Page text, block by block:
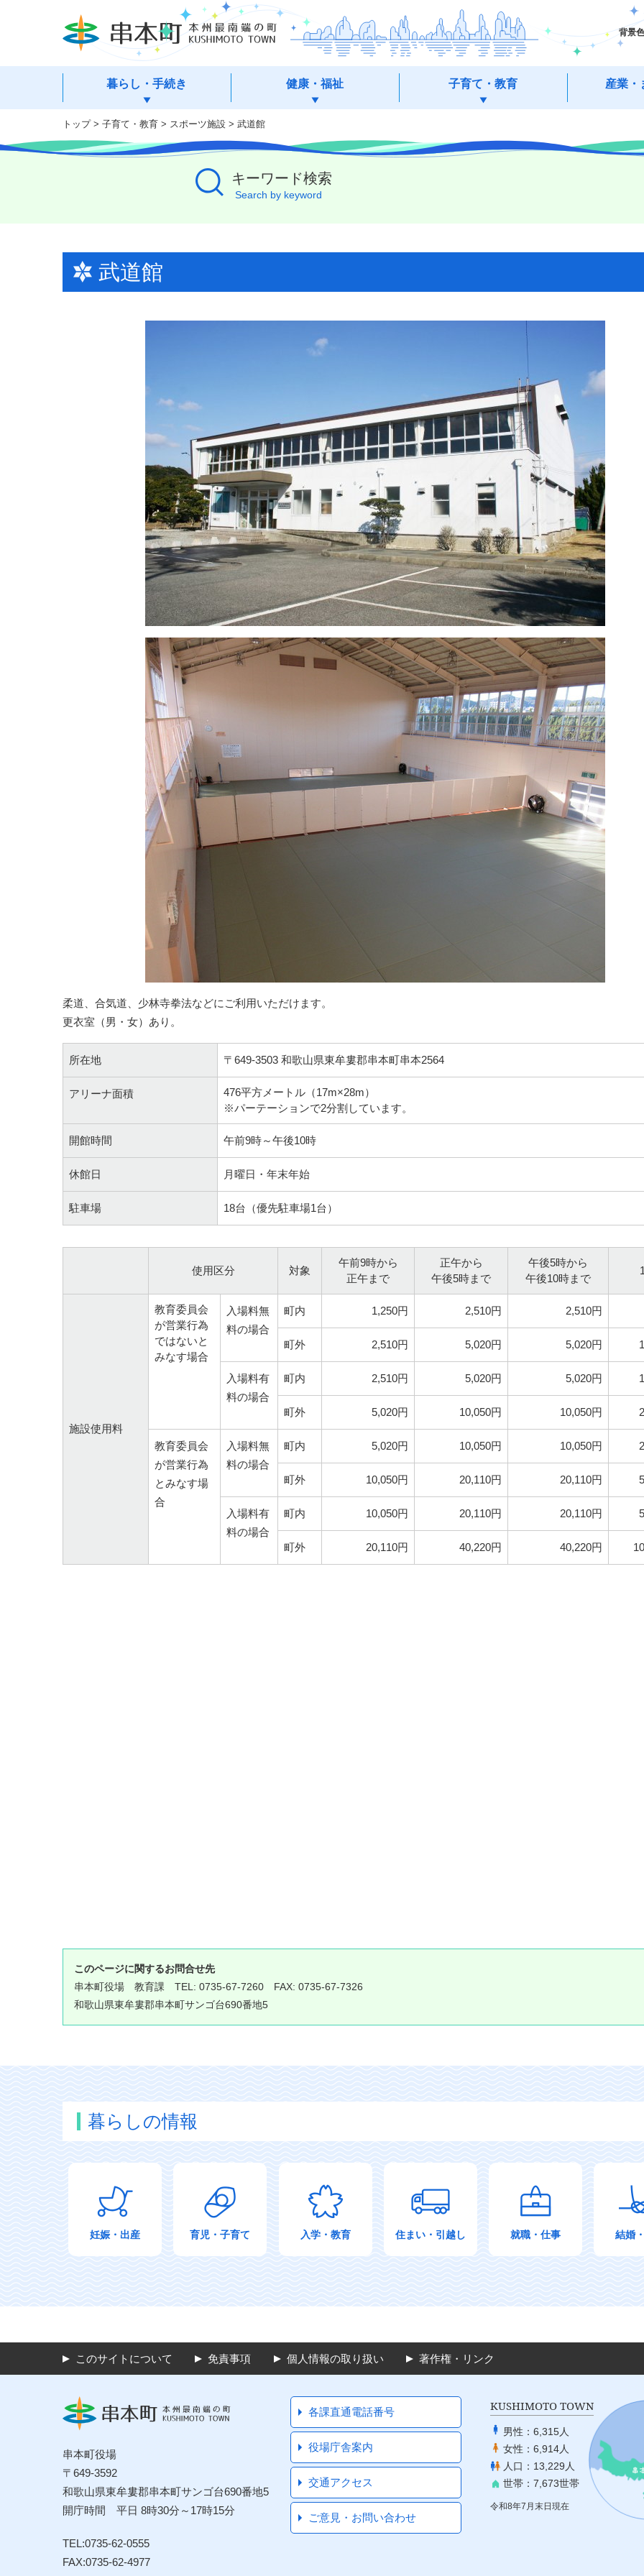
移
暮らし・手続き 健康・福祉 子育て・教育 産業・
背景
トップ> 子育て・教育 > スポーツ施設 > 武道館
キーワード検索
Search by keyword
武道館
柔道、合気道、少林寺拳法などにご利用いただけます。
更衣室（男・女）あり。
所在地 〒649-3503 和歌山県東牟婁郡串本町串本2564
アリーナ面積
476平方メートル（17m×28m）
※パーテーションで2分割しています。
開館時間 午前9時～午後10時
休館日 月曜日・年末年始
駐車場 18台（優先駐車場1台）
使用区分 対象
午前9時から
正午まで
正午から
午後5時まで
午後5時から
午後10時まで
施設使用料
教育委員会
が営業行為
ではないと
みなす場合
入場料無
料の場合
町内 1,250円 2,510円 2,510円
町外 2,510円 5,020円 5,020円
入場料有
料の場合
町内 2,510円 5,020円 5,020円
町外 5,020円 10,050円 10,050円
教育委員会
が営業行為
とみなす場
合
入場料無
料の場合
町内 5,020円 10,050円 10,050円
町外 10,050円 20,110円 20,110円
入場料有
料の場合
町内 10,050円 20,110円 20,110円
町外 20,110円 40,220円 40,220円
このページに関するお問合せ先
串本町役場 教育課
TEL: 0735-67-7260 FAX: 0735-67-7326
和歌山県東牟婁郡串本町サンゴ台690番地5
暮らしの情報
妊娠・出産 育児・子育て 入学・教育 住まい・引越し 就職・仕事 結婚
このサイトについて 免責事項 個人情報の取り扱い 著作権・リンク
串本町役場
〒649-3592
和歌山県東牟婁郡串本町サンゴ台690番地5
開庁時間 平日 8時30分～17時15分
TEL:0735-62-0555
FAX:0735-62-4977
各課直通電話番号
役場庁舎案内
交通アクセス
ご意見・お問い合わせ
KUSHIMOTO TOWN
男性： 6,315人
女性： 6,914人
人口： 13,229人
世帯： 7,673世帯
令和8年7月末日現在